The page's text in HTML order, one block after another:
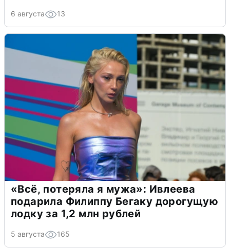
6 августа 13
«Всё, потеряла я мужа»: Ивлеева
подарила Филиппу Бегаку дорогущую
лодку за 1,2 млн рублей
5 августа 165